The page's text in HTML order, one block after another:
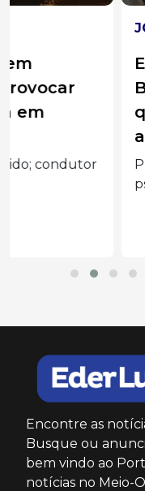
Equipe do
Bruno
qualificar
adolescentes
Projeto em
Encontre as
Busque ou
bem vindo ao
notícias no Meio-